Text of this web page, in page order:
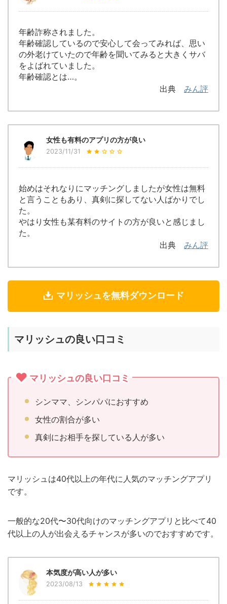
年齢詐称されました。
年齢確認しているので安心して会ってみれば、思い
の外老けていたので年齢を聞いてみると大きくサバ
をよばれていました。
年齢確認とは…。
出典 みん評
女性も有料のアプリの方が良い
2023/11/31
始めはそれなりにマッチングしましたが女性は無料
と言うこともあり、真剣に探してない人ばかりでし
た。
やはり女性も某有料のサイトの方が良いと感じまし
た。
出典 みん評
マリッシュを無料ダウンロード
マリッシュの良い口コミ
マリッシュの良い口コミ
シンママ、シンパパにおすすめ
女性の割合が多い
真剣にお相手を探している人が多い
マリッシュは40代以上の年代に人気のマッチングアプリ
です。
一般的な20代〜30代向けのマッチングアプリと比べて40
代以上の人が出会えるチャンスが多いのでおすすめです。
本気度が高い人が多い
2023/08/13